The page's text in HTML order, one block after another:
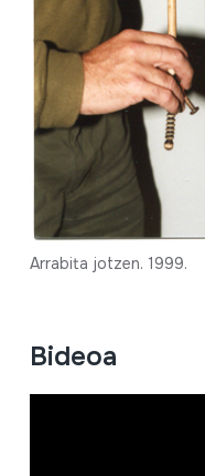
Arrabita jotzen. 1999.
Bideoa